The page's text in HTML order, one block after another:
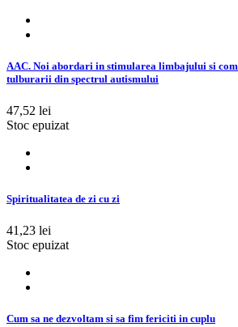
AAC. Noi abordari in stimularea limbajului si
tulburarii din spectrul autismului
47,52 lei
Stoc epuizat
Spiritualitatea de zi cu zi
41,23 lei
Stoc epuizat
Cum sa ne dezvoltam si sa fim fericiti in cuplu